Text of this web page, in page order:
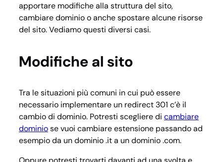
apportare modifiche alla struttura del sito,
cambiare dominio o anche spostare alcune risorse
del sito. Vediamo questi diversi casi.
Modifiche al sito
Tra le situazioni più comuni in cui può essere
necessario implementare un redirect 301 c’è il
cambio di dominio. Potresti scegliere di cambiare
dominiose vuoi cambiare estensione passando ad
esempio da un dominio .it a un dominio .com.